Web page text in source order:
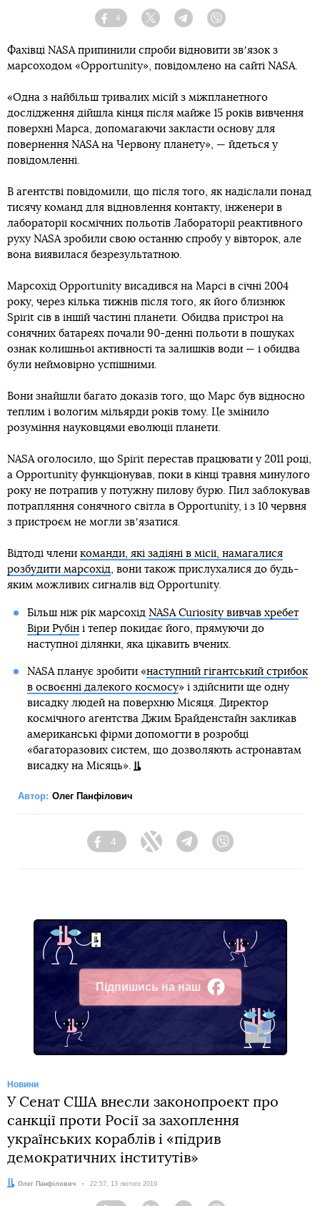
Facebook
4
Twitter TelegramViber
Фахівці NASA припинили спроби відновити звʼязок з
марсоходом «Opportunity», повідомлено на сайті NASA.
«Одна з найбільш тривалих місій з міжпланетного
дослідження дійшла кінця після майже 15 років вивчення
поверхні Марса, допомагаючи закласти основу для
повернення NASA на Червону планету», — йдеться у
повідомленні.
В агентстві повідомили, що після того, як надіслали понад
тисячу команд для відновлення контакту, інженери в
лабораторії космічних польотів Лабораторії реактивного
руху NASA зробили свою останню спробу у вівторок, але
вона виявилася безрезультатною.
Марсохід Opportunity висадився на Марсі в січні 2004
року, через кілька тижнів після того, як його близнюк
Spirit сів в іншій частині планети. Обидва пристрої на
сонячних батареях почали 90-денні польоти в пошуках
ознак колишньої активності та залишків води — і обидва
були неймовірно успішними.
Вони знайшли багато доказів того, що Марс був відносно
теплим і вологим мільярди років тому. Це змінило
розуміння науковцями еволюції планети.
NASA оголосило, що Spirit перестав працювати у 2011 році,
а Opportunity функціонував, поки в кінці травня минулого
року не потрапив у потужну пилову бурю. Пил заблокував
потрапляння сонячного світла в Opportunity, і з 10 червня
з пристроєм не могли звʼязатися.
Відтоді члени команди, які задіяні в місії, намагалися
розбудити марсохід, вони також прислухалися до будь-
яким можливих сигналів від Opportunity.
Більш ніж рік марсохід NASA Curiosity вивчав хребет
Віри Рубіні тепер покидає його, прямуючи до
наступної ділянки, яка цікавить вчених.
NASA планує зробити «наступний гігантський стрибок
в освоєнні далекого космосу» і здійснити ще одну
висадку людей на поверхню Місяця. Директор
космічного агентства Джим Брайденстайн закликав
американські фірми допомогти в розробці
«багаторазових систем, що дозволяють астронавтам
висадку на Місяць».
Автор: Олег Панфілович
Facebook
4
Twitter Telegram
Підпишись на наш
Facebook
Новини
У Сенат США внесли законопроект про
санкції проти Росії за захоплення
українських кораблів і «підрив
демократичних інститутів»
Автор:
Олег Панфілович Дата:
22:57, 13 лютого 2019